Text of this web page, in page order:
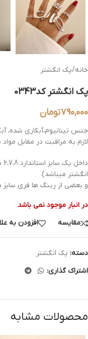
خانه/پک انگشتر
پک انگشتر کد0343
790,000تومان
جنس تیتانیوم،آبکاری شده،
لازم به مراقبت در مقابل
انگشتر میباشد)
و بعضی از رینگ ها فری
در انبار موجود نمی باشد
مقایسه
افزودن به
دسته: پک انگشتر
اشتراک گذاری:
محصولات مشابه